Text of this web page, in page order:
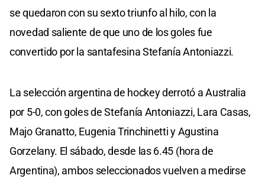
se quedaron con su sexto triunfo al hilo, con la
novedad saliente de que uno de los goles fue
convertido por la santafesina Stefanía Antoniazzi.
La selección argentina de hockey derrotó a Australia
por 5-0, con goles de Stefanía Antoniazzi, Lara Casas,
Majo Granatto, Eugenia Trinchinetti y Agustina
Gorzelany. El sábado, desde las 6.45 (hora de
Argentina), ambos seleccionados vuelven a medirse